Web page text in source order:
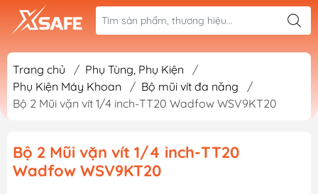
Trang chủ / Phụ Tùng, Phụ Kiện
/
Phụ Kiện Máy Khoan
/ Bộ mũi vít đa năng
/
Bộ 2 Mũi vặn vít 1/4 inch-TT20 Wadfow WSV9KT20
Bộ 2 Mũi vặn vít 1/4 inch-TT20
Wadfow WSV9KT20